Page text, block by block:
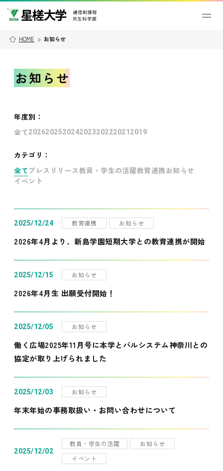
HOME > お知らせ
お知らせ
年度別 ：
全て202620252024202320222021 2019
カテゴリ：
全て プレスリリース教員・学生の活躍教育連携お知らせ
イベント
2025/12/24 教育連携 お知らせ
2026年4月より、新島学園短期大学との教育連携が開始
2025/12/15 お知らせ
2026年4月生 出願受付開始！
2025/12/05 お知らせ
働く広場2025年11月号に本学とパルシステム神奈川との
協定が取り上げられました
2025/12/03 お知らせ
年末年始の事務取扱い・お問い合わせについて
2025/12/02
教員・学生の活躍
お知らせ
イベント